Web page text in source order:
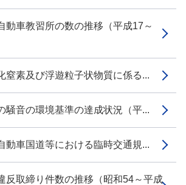
車教習所の数の推移（平成17～
素及び浮遊粒子状物質に係る...
音の環境基準の達成状況（平...
車国道等における臨時交通規...
取締り件数の推移（昭和54～平成